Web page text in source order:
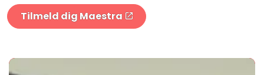
Tilmeld dig Maestra